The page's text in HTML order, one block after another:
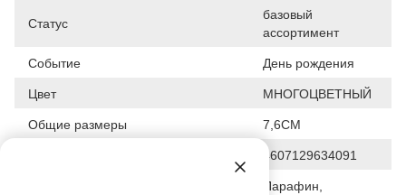
Статус
базовый
ассортимент
Событие День рождения
Цвет МНОГОЦВЕТНЫЙ
Общие размеры 7,6СМ
4607129634091
Парафин,